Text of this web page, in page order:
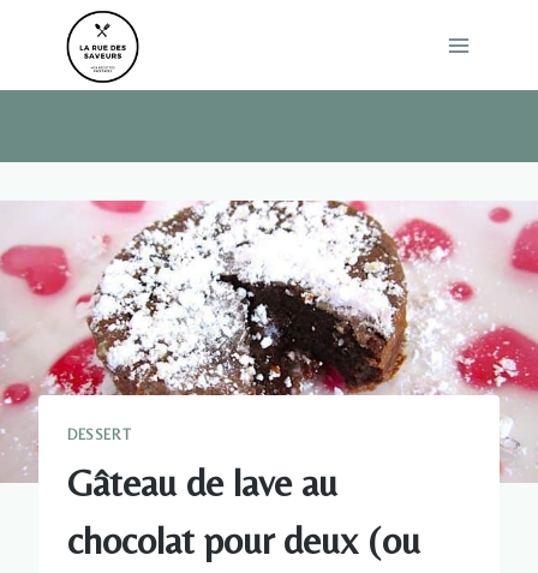
DESSERT
Gâteau de lave au
chocolat pour deux (ou